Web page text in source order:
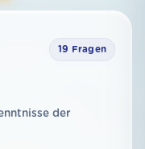
19 Fragen
der